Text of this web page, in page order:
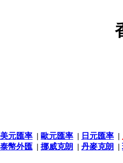
美元匯率 | 歐元匯率 | 日元匯率 |
泰幣外匯 | 挪威克朗 | 丹麥克朗 |